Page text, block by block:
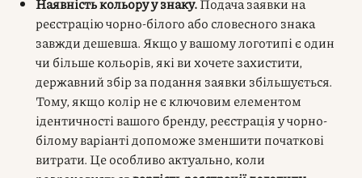
реєстрацію чорно-білого або словесного знака
завжди дешевша. Якщо у вашому логотипі є один
чи більше кольорів, які ви хочете захистити,
державний збір за подання заявки збільшується.
Тому, якщо колір не є ключовим елементом
ідентичності вашого бренду, реєстрація у чорно-
білому варіанті допоможе зменшити початкові
витрати. Це особливо актуально, коли